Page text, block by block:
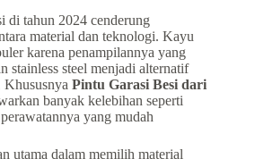
di tahun 2024 cenderung
material dan teknologi. Kayu
karena penampilannya yang
stainless steel menjadi alternatif
Khususnya Pintu Garasi Besi dari
banyak kelebihan seperti
yang mudah
utama dalam memilih material